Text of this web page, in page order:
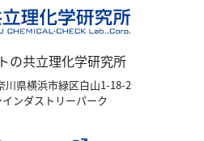
の共立理化学研究所
川県横浜市緑区白山1-18-2
ンダストリーパーク